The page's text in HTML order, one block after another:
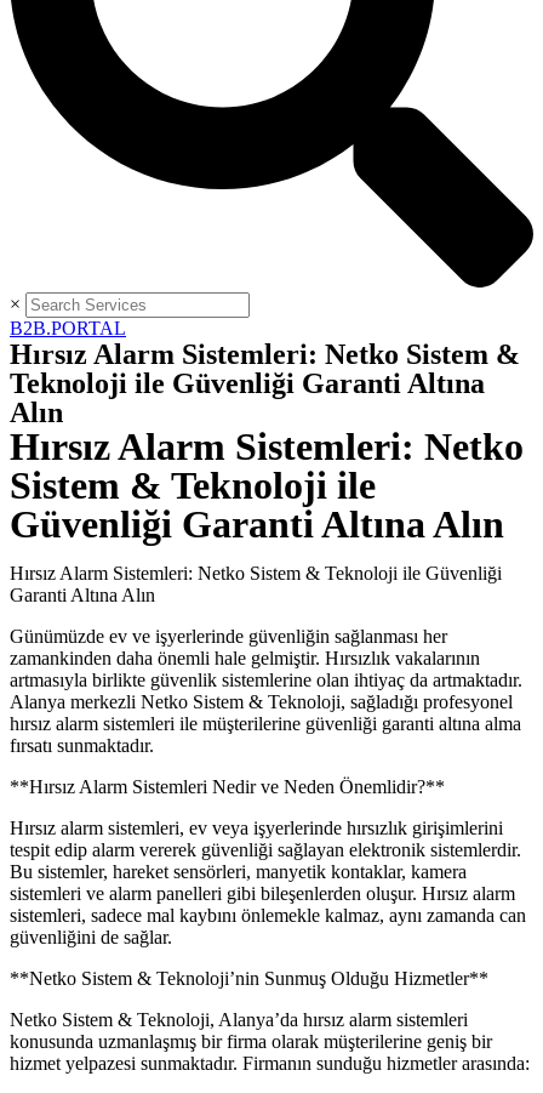
×
B2B.PORTAL
Hırsız Alarm Sistemleri: Netko Sistem &
Teknoloji ile Güvenliği Garanti Altına
Alın
Hırsız Alarm Sistemleri: Netko
Sistem & Teknoloji ile
Güvenliği Garanti Altına Alın
Hırsız Alarm Sistemleri: Netko Sistem & Teknoloji ile Güvenliği
Garanti Altına Alın
Günümüzde ev ve işyerlerinde güvenliğin sağlanması her
zamankinden daha önemli hale gelmiştir. Hırsızlık vakalarının
artmasıyla birlikte güvenlik sistemlerine olan ihtiyaç da artmaktadır.
Alanya merkezli Netko Sistem & Teknoloji, sağladığı profesyonel
hırsız alarm sistemleri ile müşterilerine güvenliği garanti altına alma
fırsatı sunmaktadır.
**Hırsız Alarm Sistemleri Nedir ve Neden Önemlidir?**
Hırsız alarm sistemleri, ev veya işyerlerinde hırsızlık girişimlerini
tespit edip alarm vererek güvenliği sağlayan elektronik sistemlerdir.
Bu sistemler, hareket sensörleri, manyetik kontaklar, kamera
sistemleri ve alarm panelleri gibi bileşenlerden oluşur. Hırsız alarm
sistemleri, sadece mal kaybını önlemekle kalmaz, aynı zamanda can
güvenliğini de sağlar.
**Netko Sistem & Teknoloji’nin Sunmuş Olduğu Hizmetler**
Netko Sistem & Teknoloji, Alanya’da hırsız alarm sistemleri
konusunda uzmanlaşmış bir firma olarak müşterilerine geniş bir
hizmet yelpazesi sunmaktadır. Firmanın sunduğu hizmetler arasında: